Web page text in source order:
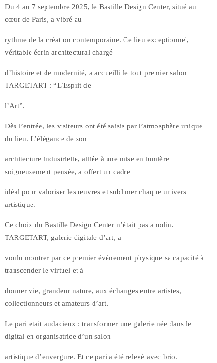
Du 4 au 7 septembre 2025, le Bastille Design Center, situé au
cœur de Paris, a vibré au
rythme de la création contemporaine. Ce lieu exceptionnel,
véritable écrin architectural chargé
d’histoire et de modernité, a accueilli le tout premier salon
TARGETART : “L’Esprit de
l’Art”.
Dès l’entrée, les visiteurs ont été saisis par l’atmosphère unique
du lieu. L’élégance de son
architecture industrielle, alliée à une mise en lumière
soigneusement pensée, a offert un cadre
idéal pour valoriser les œuvres et sublimer chaque univers
artistique.
Ce choix du Bastille Design Center n’était pas anodin.
TARGETART, galerie digitale d’art, a
voulu montrer par ce premier événement physique sa capacité à
transcender le virtuel et à
donner vie, grandeur nature, aux échanges entre artistes,
collectionneurs et amateurs d’art.
Le pari était audacieux : transformer une galerie née dans le
digital en organisatrice d’un salon
artistique d’envergure. Et ce pari a été relevé avec brio.